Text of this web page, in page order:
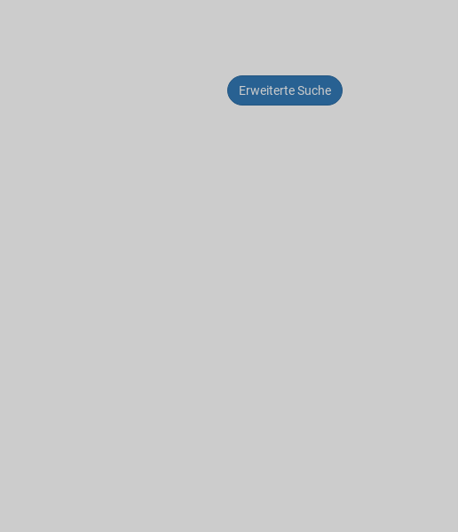
Erweiterte Suche